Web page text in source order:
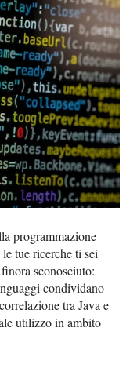
programmazione
tue ricerche ti sei
sconosciuto:
condividano
tra Java e
utilizzo in ambito